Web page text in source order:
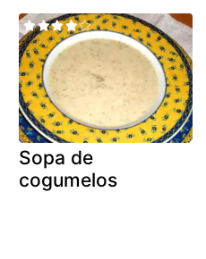
Sopa de
cogumelos